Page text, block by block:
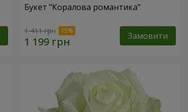
Букет "Коралова романтика"
1 411 грн Замовити